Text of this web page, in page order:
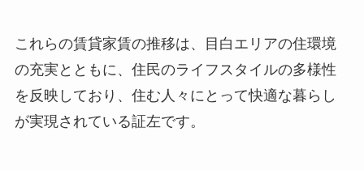
これらの賃貸家賃の推移は、目白エリアの住環境
の充実とともに、住民のライフスタイルの多様性
を反映しており、住む人々にとって快適な暮らし
が実現されている証左です。